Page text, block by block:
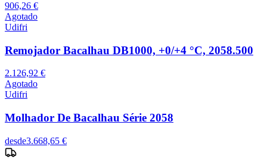
906,26 €
Agotado
Udifri
Remojador Bacalhau DB1000, +0/+4 °C, 2058.500
2.126,92 €
Agotado
Udifri
Molhador De Bacalhau Série 2058
desde3.668,65 €